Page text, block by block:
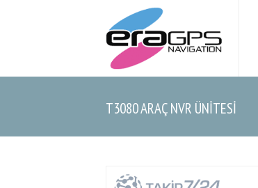
T3080 ARAÇ NVR ÜNİTESİ